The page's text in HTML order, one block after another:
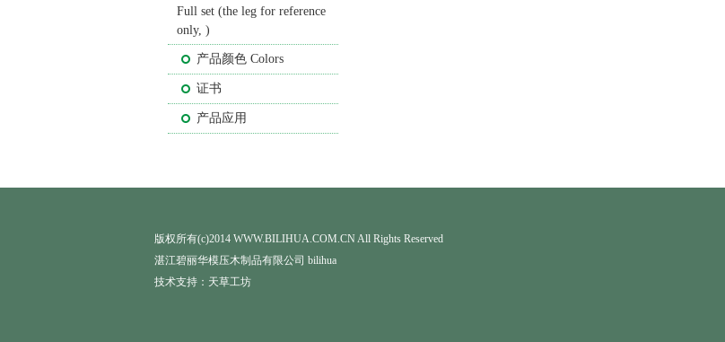
Full set (the leg for reference
only, )
产品颜色 Colors
证书
产品应用
版权所有(c)2014 WWW.BILIHUA.COM.CN All Rights Reserved
湛江碧丽华模压木制品有限公司 bilihua
技术支持： 天草工坊